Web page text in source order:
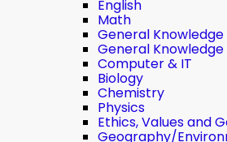
English
Math
General
General
Computer & IT
Biology
Chemistry
Physics
Ethics, Values ​​and
Geography/